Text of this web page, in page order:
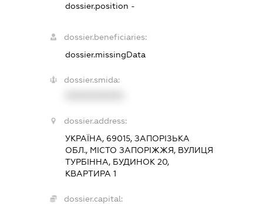
dossier.position -
dossier.beneficiaries:
dossier.missingData
dossier.smida:
dossier.address:
УКРАЇНА, 69015, ЗАПОРІЗЬКА
ОБЛ., МІСТО ЗАПОРІЖЖЯ, ВУЛИЦЯ
ТУРБІННА, БУДИНОК 20,
КВАРТИРА 1
dossier.capital: